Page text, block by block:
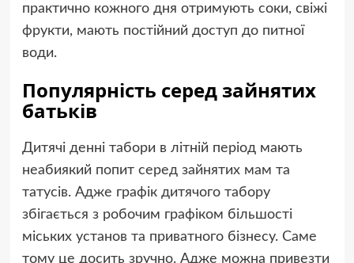
практично кожного дня отримують соки, свіжі
фрукти, мають постійний доступ до питної
води.
Популярність серед зайнятих
батьків
Дитячі денні табори в літній період мають
неабиякий попит серед зайнятих мам та
татусів. Адже графік дитячого табору
збігається з робочим графіком більшості
міських установ та приватного бізнесу. Саме
тому це досить зручно. Адже можна привезти